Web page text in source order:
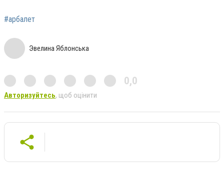
#арбалет
Эвелина Яблонська
0,0
Авторизуйтесь, щоб оцінити